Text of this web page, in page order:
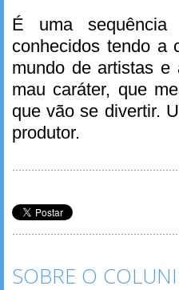
É uma
conhecidos tendo a
mundo de artistas
mau caráter, que
que vão se divertir.
produtor.
SOBRE O